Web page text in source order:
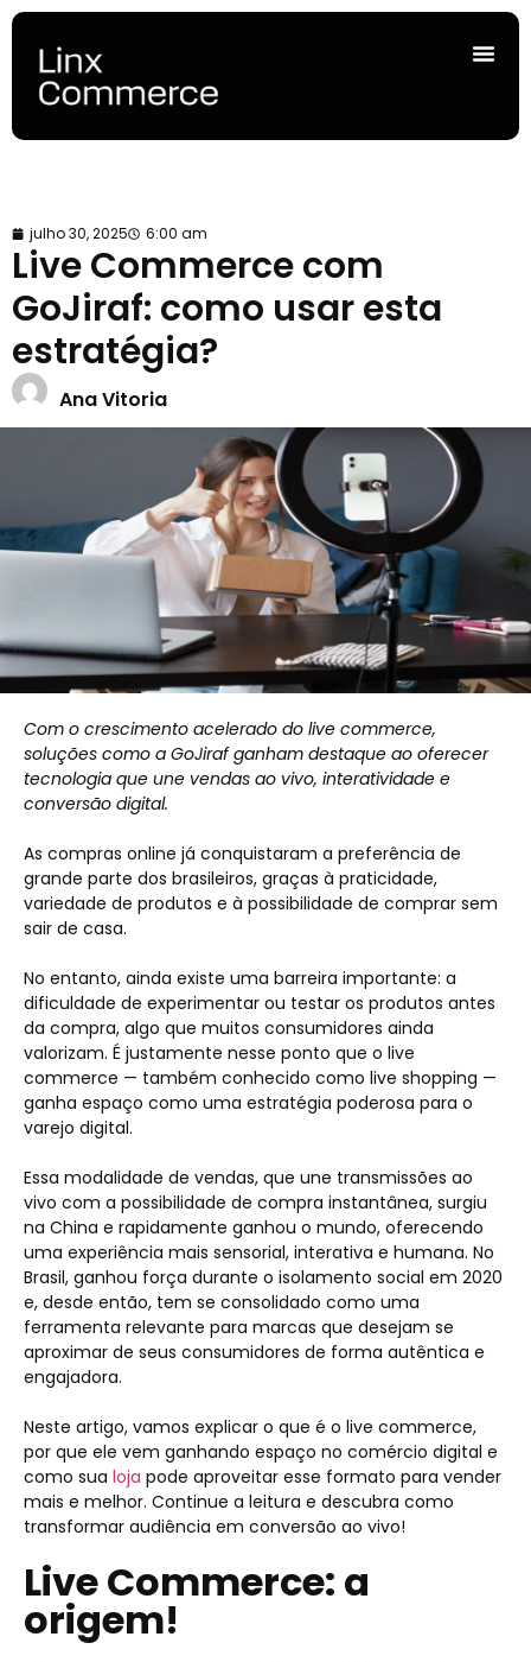
julho 30, 2025 6:00 am
Live Commerce com
GoJiraf: como usar esta
estratégia?
Ana Vitoria
Com o crescimento acelerado do live commerce,
soluções como a GoJiraf ganham destaque ao oferecer
tecnologia que une vendas ao vivo, interatividade e
conversão digital.
As compras online já conquistaram a preferência de
grande parte dos brasileiros, graças à praticidade,
variedade de produtos e à possibilidade de comprar sem
sair de casa.
No entanto, ainda existe uma barreira importante: a
dificuldade de experimentar ou testar os produtos antes
da compra, algo que muitos consumidores ainda
valorizam. É justamente nesse ponto que o live
commerce — também conhecido como live shopping —
ganha espaço como uma estratégia poderosa para o
varejo digital.
Essa modalidade de vendas, que une transmissões ao
vivo com a possibilidade de compra instantânea, surgiu
na China e rapidamente ganhou o mundo, oferecendo
uma experiência mais sensorial, interativa e humana. No
Brasil, ganhou força durante o isolamento social em 2020
e, desde então, tem se consolidado como uma
ferramenta relevante para marcas que desejam se
aproximar de seus consumidores de forma autêntica e
engajadora.
Neste artigo, vamos explicar o que é o live commerce,
por que ele vem ganhando espaço no comércio digital e
como sua loja pode aproveitar esse formato para vender
mais e melhor. Continue a leitura e descubra como
transformar audiência em conversão ao vivo!
Live Commerce: a
origem!